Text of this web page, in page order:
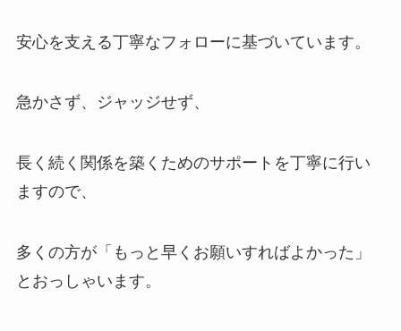
安心を支える丁寧なフォローに基づいています。
急かさず、ジャッジせず、
長く続く関係を築くためのサポートを丁寧に行い
ますので、
多くの方が「もっと早くお願いすればよかった」
とおっしゃいます。